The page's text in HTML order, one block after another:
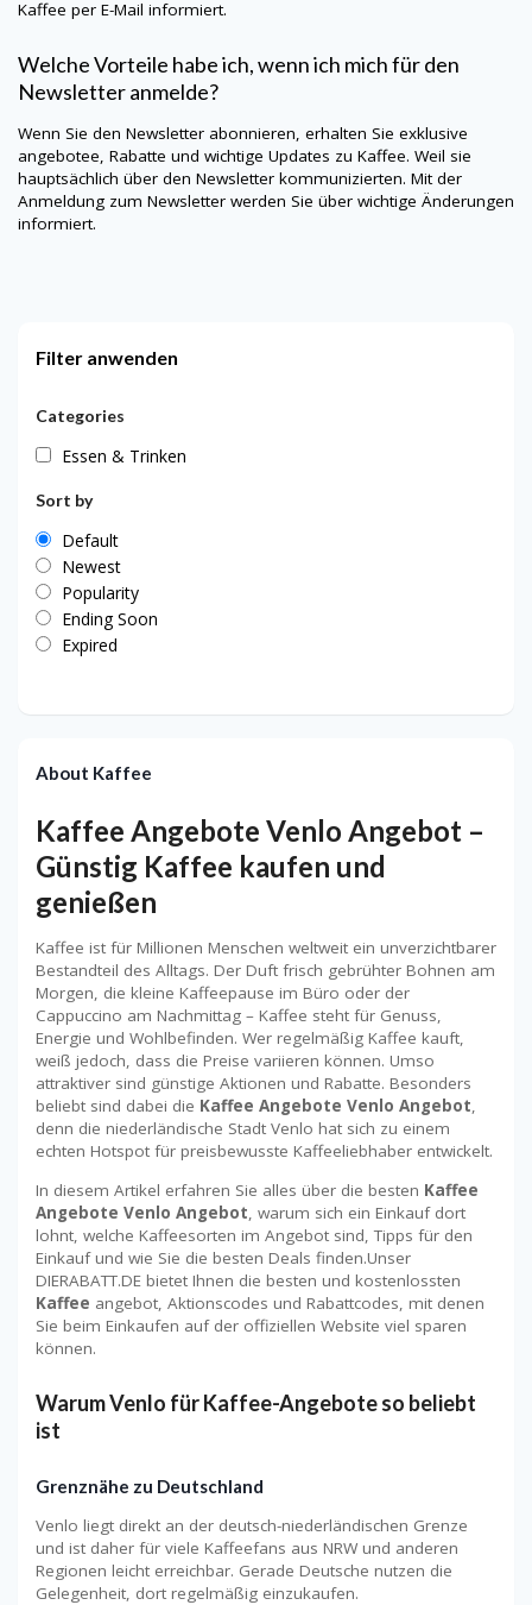
Kaffee per E-Mail informiert.
Welche Vorteile habe ich, wenn ich mich für den
Newsletter anmelde?
Wenn Sie den Newsletter abonnieren, erhalten Sie exklusive
angebotee, Rabatte und wichtige Updates zu Kaffee. Weil sie
hauptsächlich über den Newsletter kommunizierten. Mit der
Anmeldung zum Newsletter werden Sie über wichtige Änderungen
informiert.
Filter anwenden
Categories
Essen & Trinken
Sort by
Default
Newest
Popularity
Ending Soon
Expired
About Kaffee
Kaffee Angebote Venlo Angebot –
Günstig Kaffee kaufen und
genießen
Kaffee ist für Millionen Menschen weltweit ein unverzichtbarer
Bestandteil des Alltags. Der Duft frisch gebrühter Bohnen am
Morgen, die kleine Kaffeepause im Büro oder der
Cappuccino am Nachmittag – Kaffee steht für Genuss,
Energie und Wohlbefinden. Wer regelmäßig Kaffee kauft,
weiß jedoch, dass die Preise variieren können. Umso
attraktiver sind günstige Aktionen und Rabatte. Besonders
beliebt sind dabei die Kaffee Angebote Venlo Angebot,
denn die niederländische Stadt Venlo hat sich zu einem
echten Hotspot für preisbewusste Kaffeeliebhaber entwickelt.
In diesem Artikel erfahren Sie alles über die besten Kaffee
Angebote Venlo Angebot, warum sich ein Einkauf dort
lohnt, welche Kaffeesorten im Angebot sind, Tipps für den
Einkauf und wie Sie die besten Deals finden.Unser
DIERABATT.DE bietet Ihnen die besten und kostenlossten
Kaffee angebot, Aktionscodes und Rabattcodes, mit denen
Sie beim Einkaufen auf der offiziellen Website viel sparen
können.
Warum Venlo für Kaffee-Angebote so beliebt
ist
Grenznähe zu Deutschland
Venlo liegt direkt an der deutsch-niederländischen Grenze
und ist daher für viele Kaffeefans aus NRW und anderen
Regionen leicht erreichbar. Gerade Deutsche nutzen die
Gelegenheit, dort regelmäßig einzukaufen.